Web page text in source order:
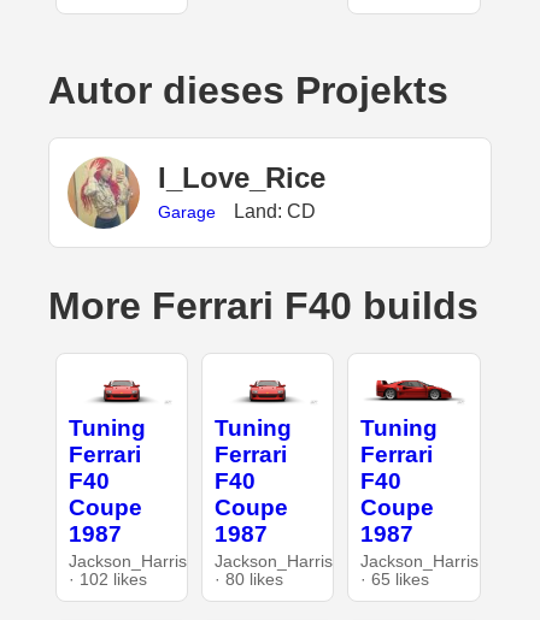
Autor dieses Projekts
I_Love_Rice
Garage Land: CD
More Ferrari F40 builds
Tuning
Ferrari
F40
Coupe
1987
Jackson_Harris
· 102 likes
Tuning
Ferrari
F40
Coupe
1987
Jackson_Harris
· 80 likes
Tuning
Ferrari
F40
Coupe
1987
Jackson_Harris
· 65 likes